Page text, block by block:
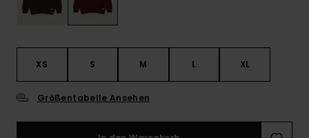
XS S M L XL
Größentabelle Ansehen